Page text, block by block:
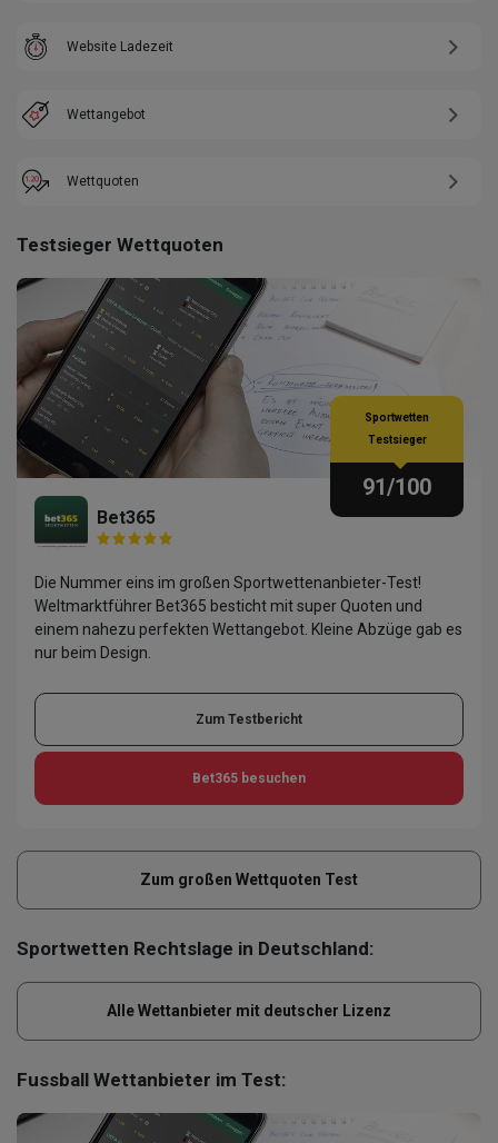
Website Ladezeit
Wettangebot
Wettquoten
Testsieger Wettquoten
Bet365
Sportwetten
Testsieger
91/100
Die Nummer eins im großen Sportwettenanbieter-Test!
Weltmarktführer Bet365 besticht mit super Quoten und
einem nahezu perfekten Wettangebot. Kleine Abzüge gab es
nur beim Design.
Zum Testbericht
Bet365 besuchen
Zum großen Wettquoten Test
Sportwetten Rechtslage in Deutschland:
Alle Wettanbieter mit deutscher Lizenz
Fussball Wettanbieter im Test: